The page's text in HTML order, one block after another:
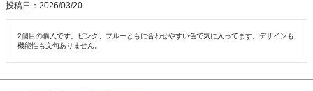
投稿日
2026/03/20
2個目の購入です。ピンク、ブルーともに合わせやすい色で気に入ってます。デザインも
機能性も文句ありません。